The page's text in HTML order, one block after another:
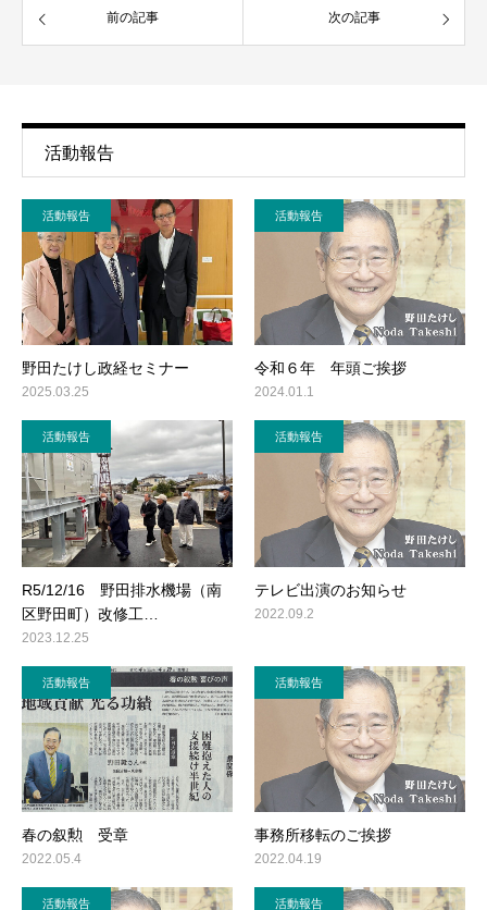
前の記事 次の記事
活動報告
活動報告
野田たけし政経セミナー
2025.03.25
活動報告
令和６年 年頭ご挨拶
2024.01.1
活動報告
R5/12/16 野田排水機場（南
区野田町）改修工…
2023.12.25
活動報告
テレビ出演のお知らせ
2022.09.2
活動報告
春の叙勲 受章
2022.05.4
活動報告
事務所移転のご挨拶
2022.04.19
活動報告 活動報告